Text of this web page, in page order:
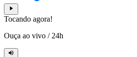
Tocando agora!
Ouça ao vivo / 24h